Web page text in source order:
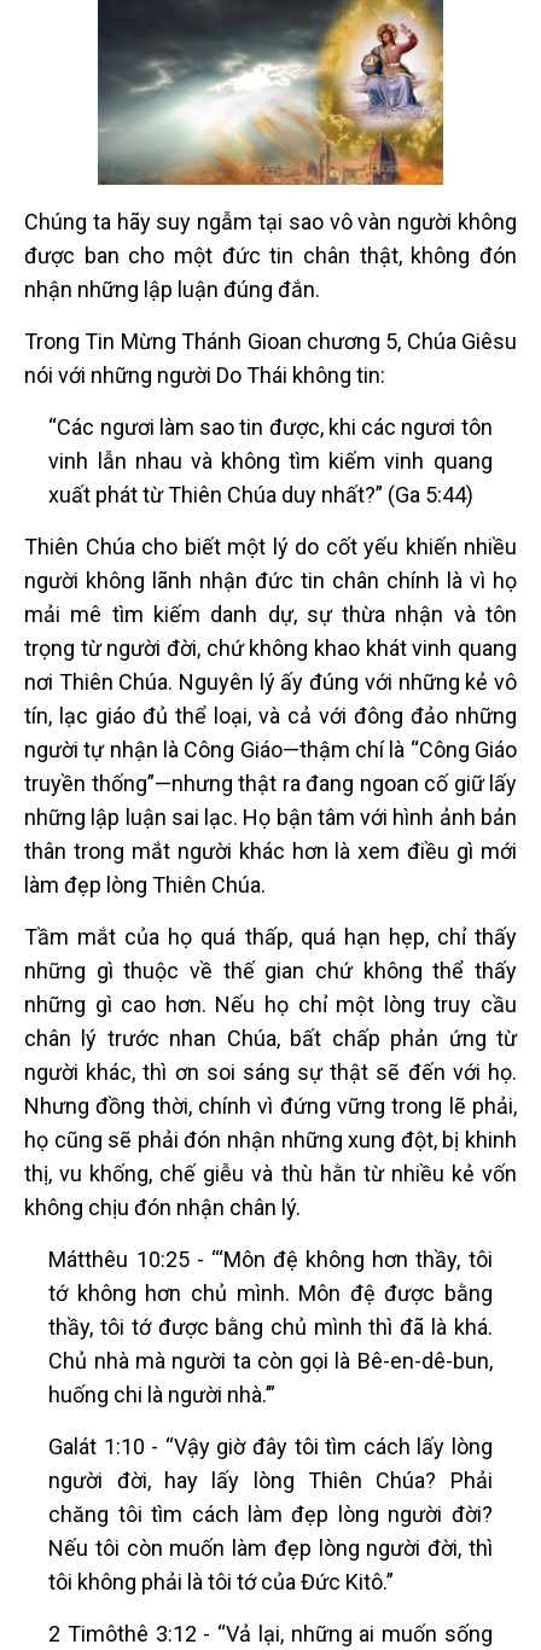
Chúng ta hãy suy ngẫm tại sao vô vàn người không
được ban cho một đức tin chân thật, không đón
nhận những lập luận đúng đắn.
Trong Tin Mừng Thánh Gioan chương 5, Chúa Giêsu
nói với những người Do Thái không tin:
“Các ngươi làm sao tin được, khi các ngươi tôn
vinh lẫn nhau và không tìm kiếm vinh quang
xuất phát từ Thiên Chúa duy nhất?” (Ga 5:44)
Thiên Chúa cho biết một lý do cốt yếu khiến nhiều
người không lãnh nhận đức tin chân chính là vì họ
mải mê tìm kiếm danh dự, sự thừa nhận và tôn
trọng từ người đời, chứ không khao khát vinh quang
nơi Thiên Chúa. Nguyên lý ấy đúng với những kẻ vô
tín, lạc giáo đủ thể loại, và cả với đông đảo những
người tự nhận là Công Giáo—thậm chí là “Công Giáo
truyền thống”—nhưng thật ra đang ngoan cố giữ lấy
những lập luận sai lạc. Họ bận tâm với hình ảnh bản
thân trong mắt người khác hơn là xem điều gì mới
làm đẹp lòng Thiên Chúa.
Tầm mắt của họ quá thấp, quá hạn hẹp, chỉ thấy
những gì thuộc về thế gian chứ không thể thấy
những gì cao hơn. Nếu họ chỉ một lòng truy cầu
chân lý trước nhan Chúa, bất chấp phản ứng từ
người khác, thì ơn soi sáng sự thật sẽ đến với họ.
Nhưng đồng thời, chính vì đứng vững trong lẽ phải,
họ cũng sẽ phải đón nhận những xung đột, bị khinh
thị, vu khống, chế giễu và thù hằn từ nhiều kẻ vốn
không chịu đón nhận chân lý.
Mátthêu 10:25 - “‘Môn đệ không hơn thầy, tôi
tớ không hơn chủ mình. Môn đệ được bằng
thầy, tôi tớ được bằng chủ mình thì đã là khá.
Chủ nhà mà người ta còn gọi là Bê-en-dê-bun,
huống chi là người nhà.’”
Galát 1:10 - “Vậy giờ đây tôi tìm cách lấy lòng
người đời, hay lấy lòng Thiên Chúa? Phải
chăng tôi tìm cách làm đẹp lòng người đời?
Nếu tôi còn muốn làm đẹp lòng người đời, thì
tôi không phải là tôi tớ của Đức Kitô.”
2 Timôthê 3:12 - “Vả lại, những ai muốn sống